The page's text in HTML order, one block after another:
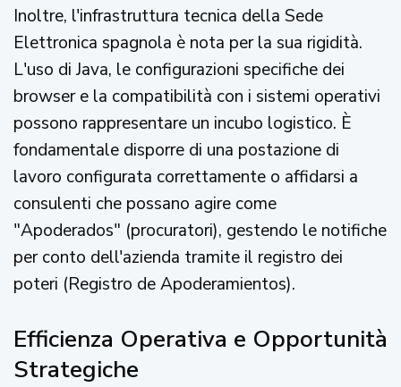
Inoltre, l'infrastruttura tecnica della Sede
Elettronica spagnola è nota per la sua rigidità.
L'uso di Java, le configurazioni specifiche dei
browser e la compatibilità con i sistemi operativi
possono rappresentare un incubo logistico. È
fondamentale disporre di una postazione di
lavoro configurata correttamente o affidarsi a
consulenti che possano agire come
"Apoderados" (procuratori), gestendo le notifiche
per conto dell'azienda tramite il registro dei
poteri (Registro de Apoderamientos).
Efficienza Operativa e Opportunità
Strategiche